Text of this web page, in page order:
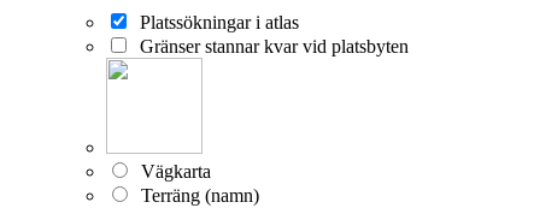
Platssökningar i atlas
Gränser stannar kvar vid platsbyten
Vägkarta
Terräng (namn)